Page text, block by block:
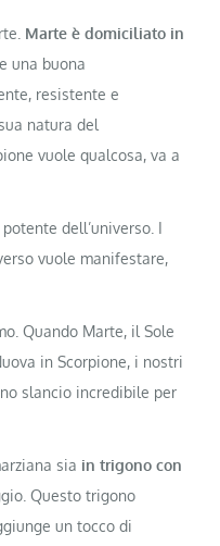
Marte è domiciliato in
una buona
resistente e
natura del
vuole qualcosa, va a
dell’universo. I
vuole manifestare,
Quando Marte, il Sole
in Scorpione, i nostri
slancio incredibile per
sia in trigono con
Questo trigono
un tocco di